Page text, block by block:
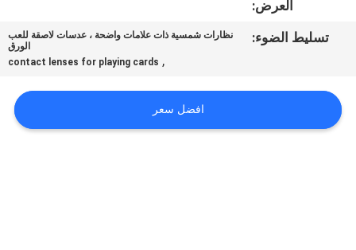
اقتباس
خريطة
الموقع
العرض:
تسليط الضوء:
نظارات شمسية ذات علامات واضحة ، عدسات لاصقة للعب
الورق
,
contact lenses for playing cards
افضل سعر